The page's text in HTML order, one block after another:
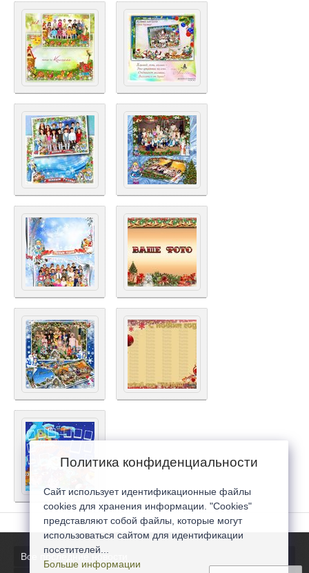
Все последние новости
Политика конфиденциальности
Сайт использует идентификационные файлы
cookies для хранения информации. "Cookies"
представляют собой файлы, которые могут
использоваться сайтом для идентификации
посетителей...
Больше информации